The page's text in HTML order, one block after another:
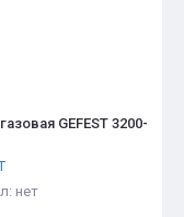
GEFEST 3200-
нет